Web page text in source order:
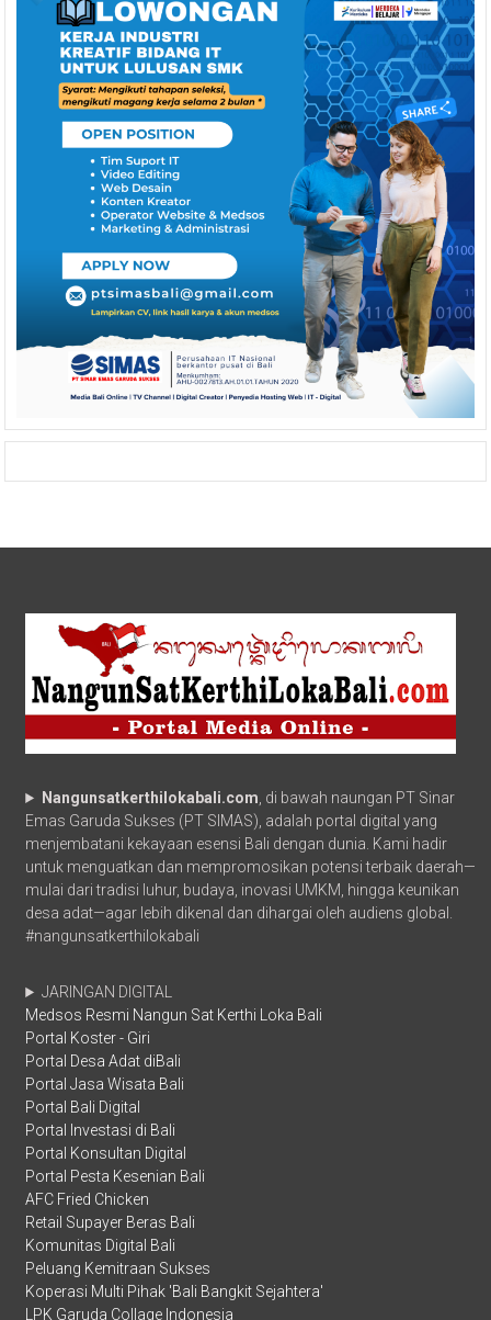
Nangunsatkerthilokabali.com , di bawah naungan PT Sinar
Emas Garuda Sukses (PT SIMAS), adalah portal digital yang
menjembatani kekayaan esensi Bali dengan dunia. Kami hadir
untuk menguatkan dan mempromosikan potensi terbaik daerah—
mulai dari tradisi luhur, budaya, inovasi UMKM, hingga keunikan
desa adat—agar lebih dikenal dan dihargai oleh audiens global.
#nangunsatkerthilokabali
JARINGAN DIGITAL
Medsos Resmi Nangun Sat Kerthi Loka Bali
Portal Koster - Giri
Portal Desa Adat diBali
Portal Jasa Wisata Bali
Portal Bali Digital
Portal Investasi di Bali
Portal Konsultan Digital
Portal Pesta Kesenian Bali
AFC Fried Chicken
Retail Supayer Beras Bali
Komunitas Digital Bali
Peluang Kemitraan Sukses
Koperasi Multi Pihak 'Bali Bangkit Sejahtera'
LPK Garuda Collage Indonesia